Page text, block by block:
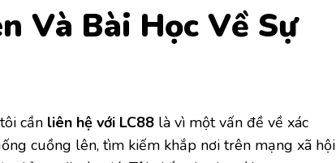
Và Bài Học Về Sự
cần liên hệ với LC88 là vì một vấn đề về xác
cuồng lên, tìm kiếm khắp nơi trên mạng xã hội